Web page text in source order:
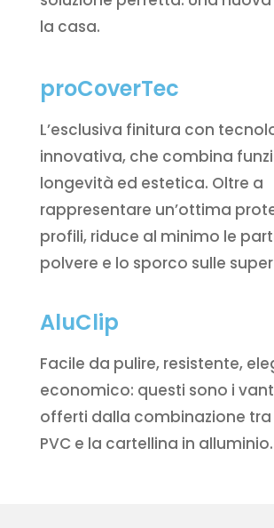
la casa.
proCoverTec
L’esclusiva finitura con
innovativa, che combina
longevità ed estetica. Oltre a
rappresentare un’ottima
profili, riduce al minimo le
polvere e lo sporco sulle
AluClip
Facile da pulire, resistente,
economico: questi sono i
offerti dalla combinazione
PVC e la cartellina in alluminio.